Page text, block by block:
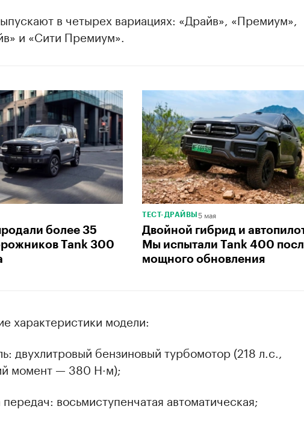
00:00 / 00:00
в четырех вариациях: «Драйв», «Премиум»,
и «Сити Премиум».
более 35
Tank 300
ТЕСТ-ДРАЙВЫ 5 мая
Двойной гибрид и
Мы испытали Tank 400
мощного обновления
характеристики модели:
двухлитровый бензиновый турбомотор (218 л.с.,
момент — 380 Н·м);
восьмиступенчатая автоматическая;